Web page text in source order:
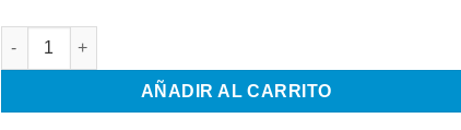
RASQUETA EMPLATADO cantidad
AÑADIR AL CARRITO